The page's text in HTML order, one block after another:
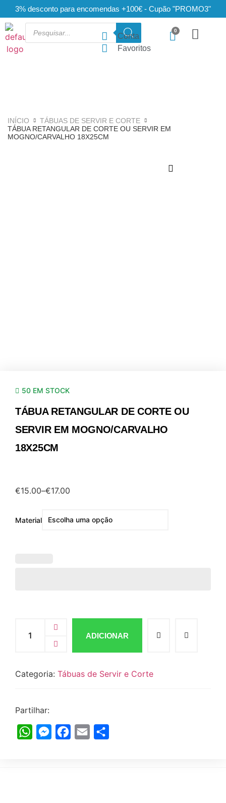
3% desconto para encomendas +100€ - Cupão "PROMO3"
Conta
Favoritos
INÍCIO
TÁBUAS DE SERVIR E CORTE
TÁBUA RETANGULAR DE CORTE OU SERVIR EM
MOGNO/CARVALHO 18X25CM
50 EM STOCK
TÁBUA RETANGULAR DE CORTE OU
SERVIR EM MOGNO/CARVALHO
18X25CM
€15.00–€17.00
Material
ADICIONAR
Categoria: Tábuas de Servir e Corte
Partilhar:
WhatsAppMessengerFacebook
Email